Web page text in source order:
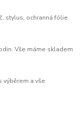
stylus, ochranná fólie
Vše máme skladem
výběrem a vše